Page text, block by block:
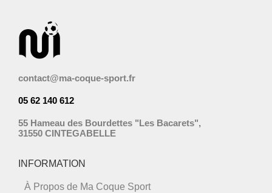
contact@ma-coque-sport.fr
05 62 140 612
55 Hameau des Bourdettes "Les Bacarets",
31550 CINTEGABELLE
INFORMATION
À Propos de Ma Coque Sport